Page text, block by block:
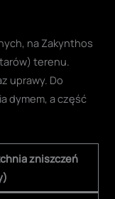
na Zakynthos
terenu.
uprawy. Do
dymem, a część
zniszczeń